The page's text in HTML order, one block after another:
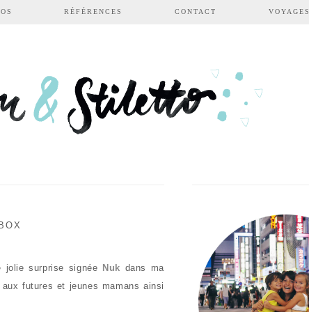
RÉFÉRENCES CONTACT VOYAGES
jolie surprise signée Nuk dans ma
futures et jeunes mamans ainsi